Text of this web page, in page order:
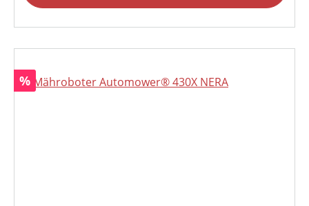
Rabatt
%